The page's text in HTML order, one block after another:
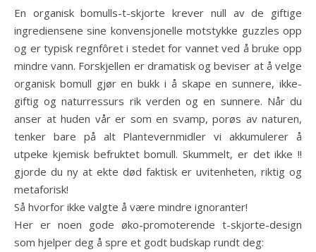
En organisk bomulls-t-skjorte krever null av de giftige
ingrediensene sine konvensjonelle motstykke guzzles opp
og er typisk regnfôret i stedet for vannet ved å bruke opp
mindre vann. Forskjellen er dramatisk og beviser at å velge
organisk bomull gjør en bukk i å skape en sunnere, ikke-
giftig og naturressurs rik verden og en sunnere. Når du
anser at huden vår er som en svamp, porøs av naturen,
tenker bare på alt Plantevernmidler vi akkumulerer å
utpeke kjemisk befruktet bomull. Skummelt, er det ikke !!
gjorde du ny at ekte død faktisk er uvitenheten, riktig og
metaforisk!
Så hvorfor ikke valgte å være mindre ignoranter!
Her er noen gode øko-promoterende t-skjorte-design
som hjelper deg å spre et godt budskap rundt deg: